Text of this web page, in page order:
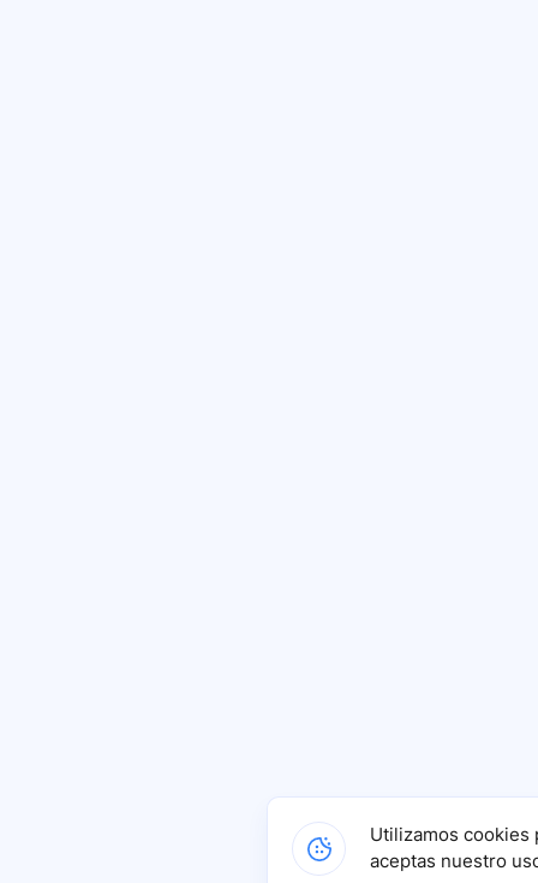
Utilizamos cookies
aceptas nuestro